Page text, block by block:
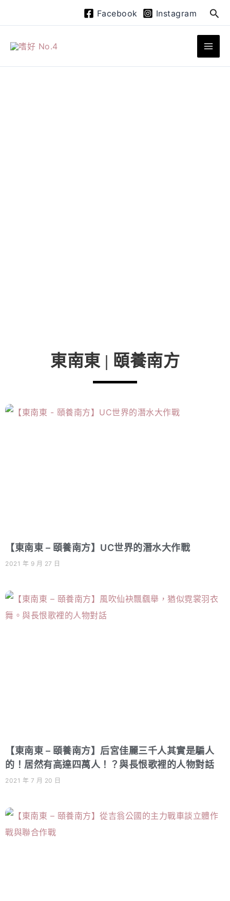
至
Facebook Instagram
搜
尋
東南東 | 頤養南方
【東南東 – 頤養南方】UC世界的潛水大作戰
2021 年 9 月 27 日
【東南東 – 頤養南方】后宮佳麗三千人其實是騙人
的！居然有高達四萬人！？與長恨歌裡的人物對話
2021 年 7 月 20 日